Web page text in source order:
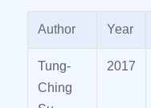
Author Year
Tung-
Ching
2017